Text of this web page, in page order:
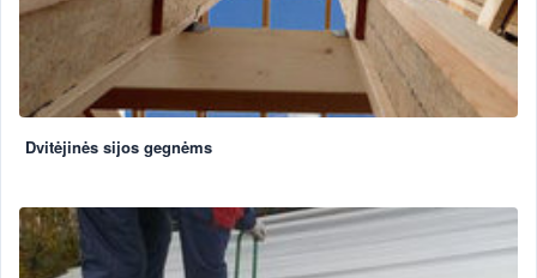
Dvitėjinės sijos gegnėms